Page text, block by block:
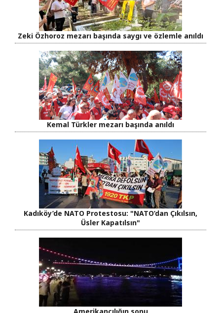
Zeki Özhoroz mezarı başında saygı ve özlemle anıldı
Kemal Türkler mezarı başında anıldı
Kadıköy’de NATO Protestosu: "NATO’dan Çıkılsın,
Üsler Kapatılsın"
Amerikancılığın sonu